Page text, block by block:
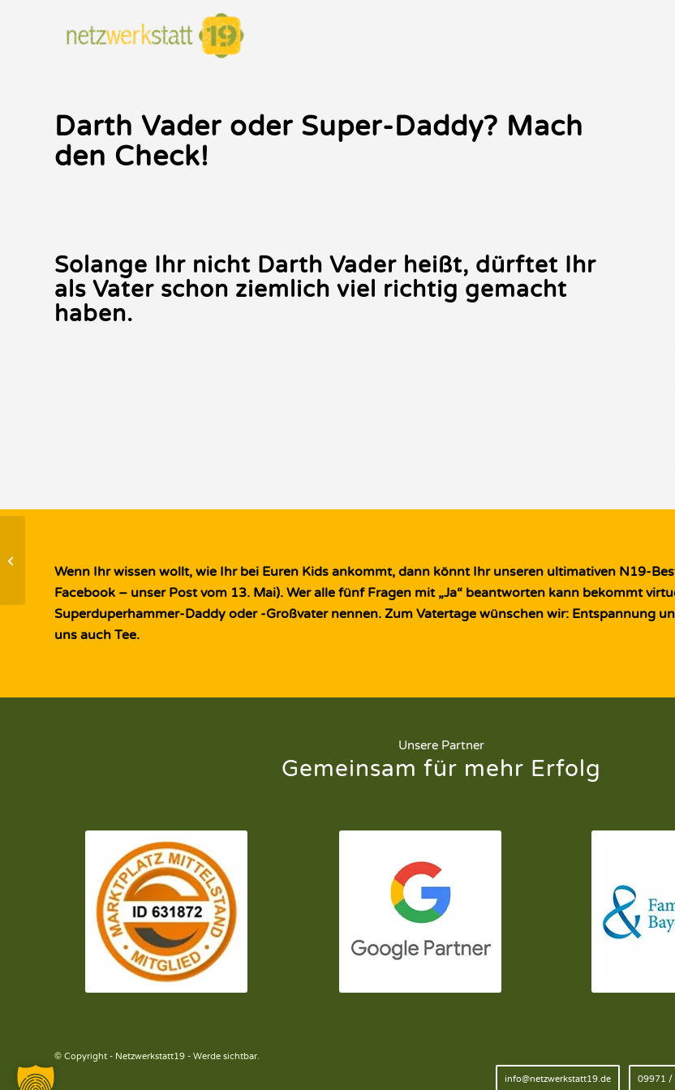
Darth Vader oder Super-Daddy? Mach
den Check!
Solange Ihr nicht Darth Vader heißt, dürftet Ihr
als Vater schon ziemlich viel richtig gemacht
haben.
Wenn Ihr wissen wollt, wie Ihr bei Euren Kids ankommt, dann könnt Ihr unseren ultimativen N19-
Facebook – unser Post vom 13. Mai). Wer alle fünf Fragen mit „Ja“ beantworten kann bekommt
Superduperhammer-Daddy oder -Großvater nennen. Zum Vatertage wünschen wir: Entspannung
uns auch Tee.
Unsere Partner
Gemeinsam für mehr Erfolg
© Copyright - Netzwerkstatt19 - Werde sichtbar.
info@netzwerkstatt19.de 09971 /
Heldinnentag!